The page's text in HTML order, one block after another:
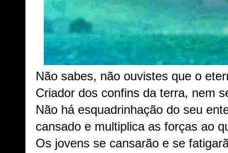
Não sabes, não ouvistes que o
Criador dos confins da terra, nem
Não há esquadrinhação do seu
cansado e multiplica as forças ao
Os jovens se cansarão e se